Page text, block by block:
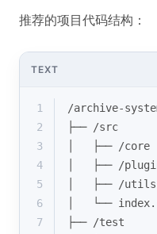
推荐的项目代码结构：
TEXT
1
/archive-
2
├── /src
3
│   ├── /
4
│   ├── /
5
│   ├── /
6
│   └──
7
├── /test